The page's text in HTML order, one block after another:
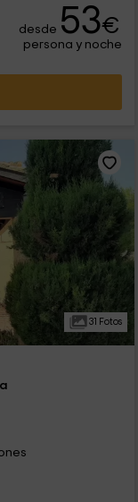
desde 53€
persona y noche
31 Fotos